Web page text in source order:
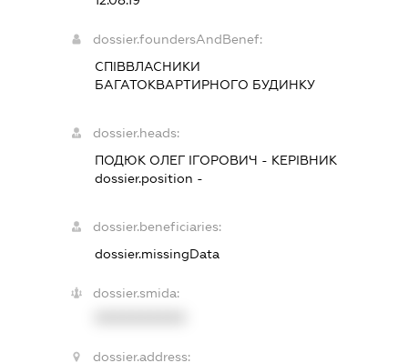
dossier.foundersAndBenef:
СПІВВЛАСНИКИ
БАГАТОКВАРТИРНОГО БУДИНКУ
dossier.heads:
ПОДЮК ОЛЕГ ІГОРОВИЧ - КЕРІВНИК
dossier.position -
dossier.beneficiaries:
dossier.missingData
dossier.smida:
dossier.address: